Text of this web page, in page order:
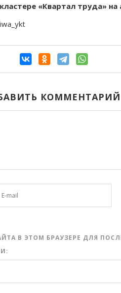
«Квартал труда» на
КОММЕНТАРИЙ
В ЭТОМ БРАУЗЕРЕ ДЛЯ